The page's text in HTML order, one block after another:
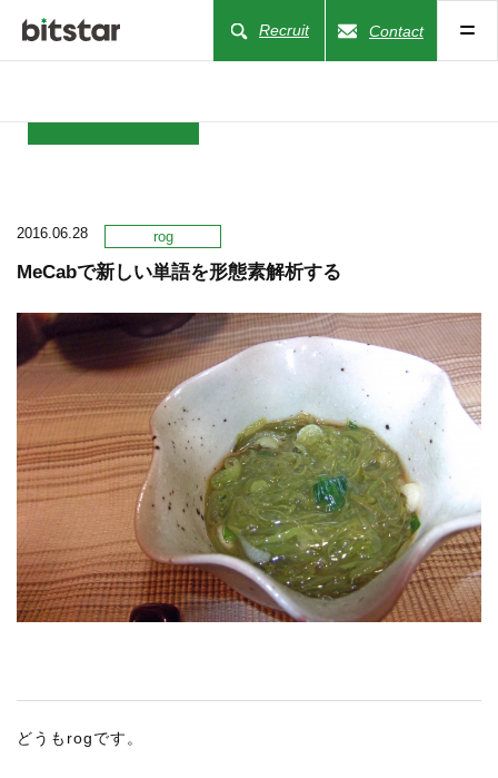
Recruit Contact
COMPANY
BUSINESS
WORKS
ACTION
RECRUIT
STAFF BLOG
CONTACT US
情報セキュリティ
2016.06.28 rog
MeCabで新しい単語を形態素解析する
どうもrogです。